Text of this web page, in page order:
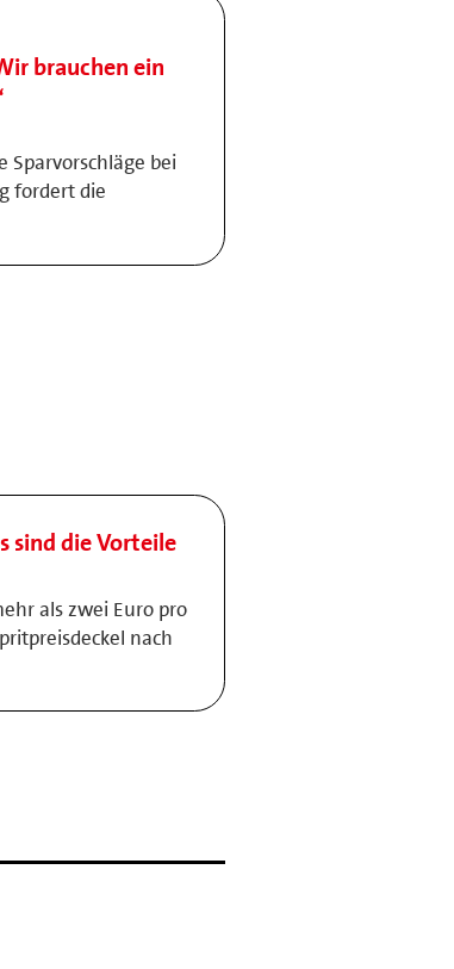
brauchen ein
bei
fordert die
sind die Vorteile
als zwei Euro pro
nach